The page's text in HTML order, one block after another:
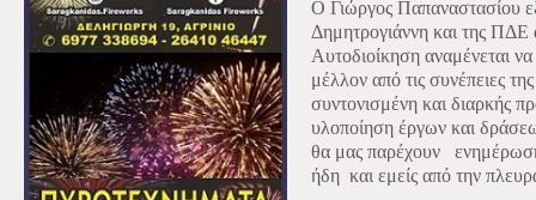
Ο Γιώργος Παπαναστασίου
Δημητρογιάννη και της ΠΔΕ
Αυτοδιοίκηση αναμένεται
μέλλον από τις συνέπειες
συντονισμένη και διαρκής
υλοποίηση έργων και
θα μας παρέχουν
ήδη και εμείς από την